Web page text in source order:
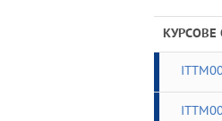
КУРСОВЕ